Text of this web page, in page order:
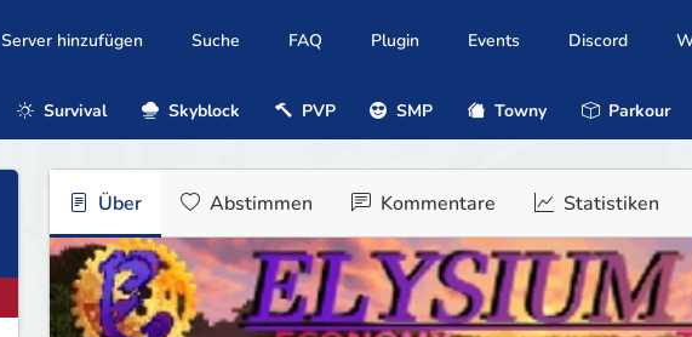
Server hinzufügen Suche FAQ Plugin Events Discord
Survival Skyblock PVP SMP Towny Parkour
Über Abstimmen Kommentare Statistiken